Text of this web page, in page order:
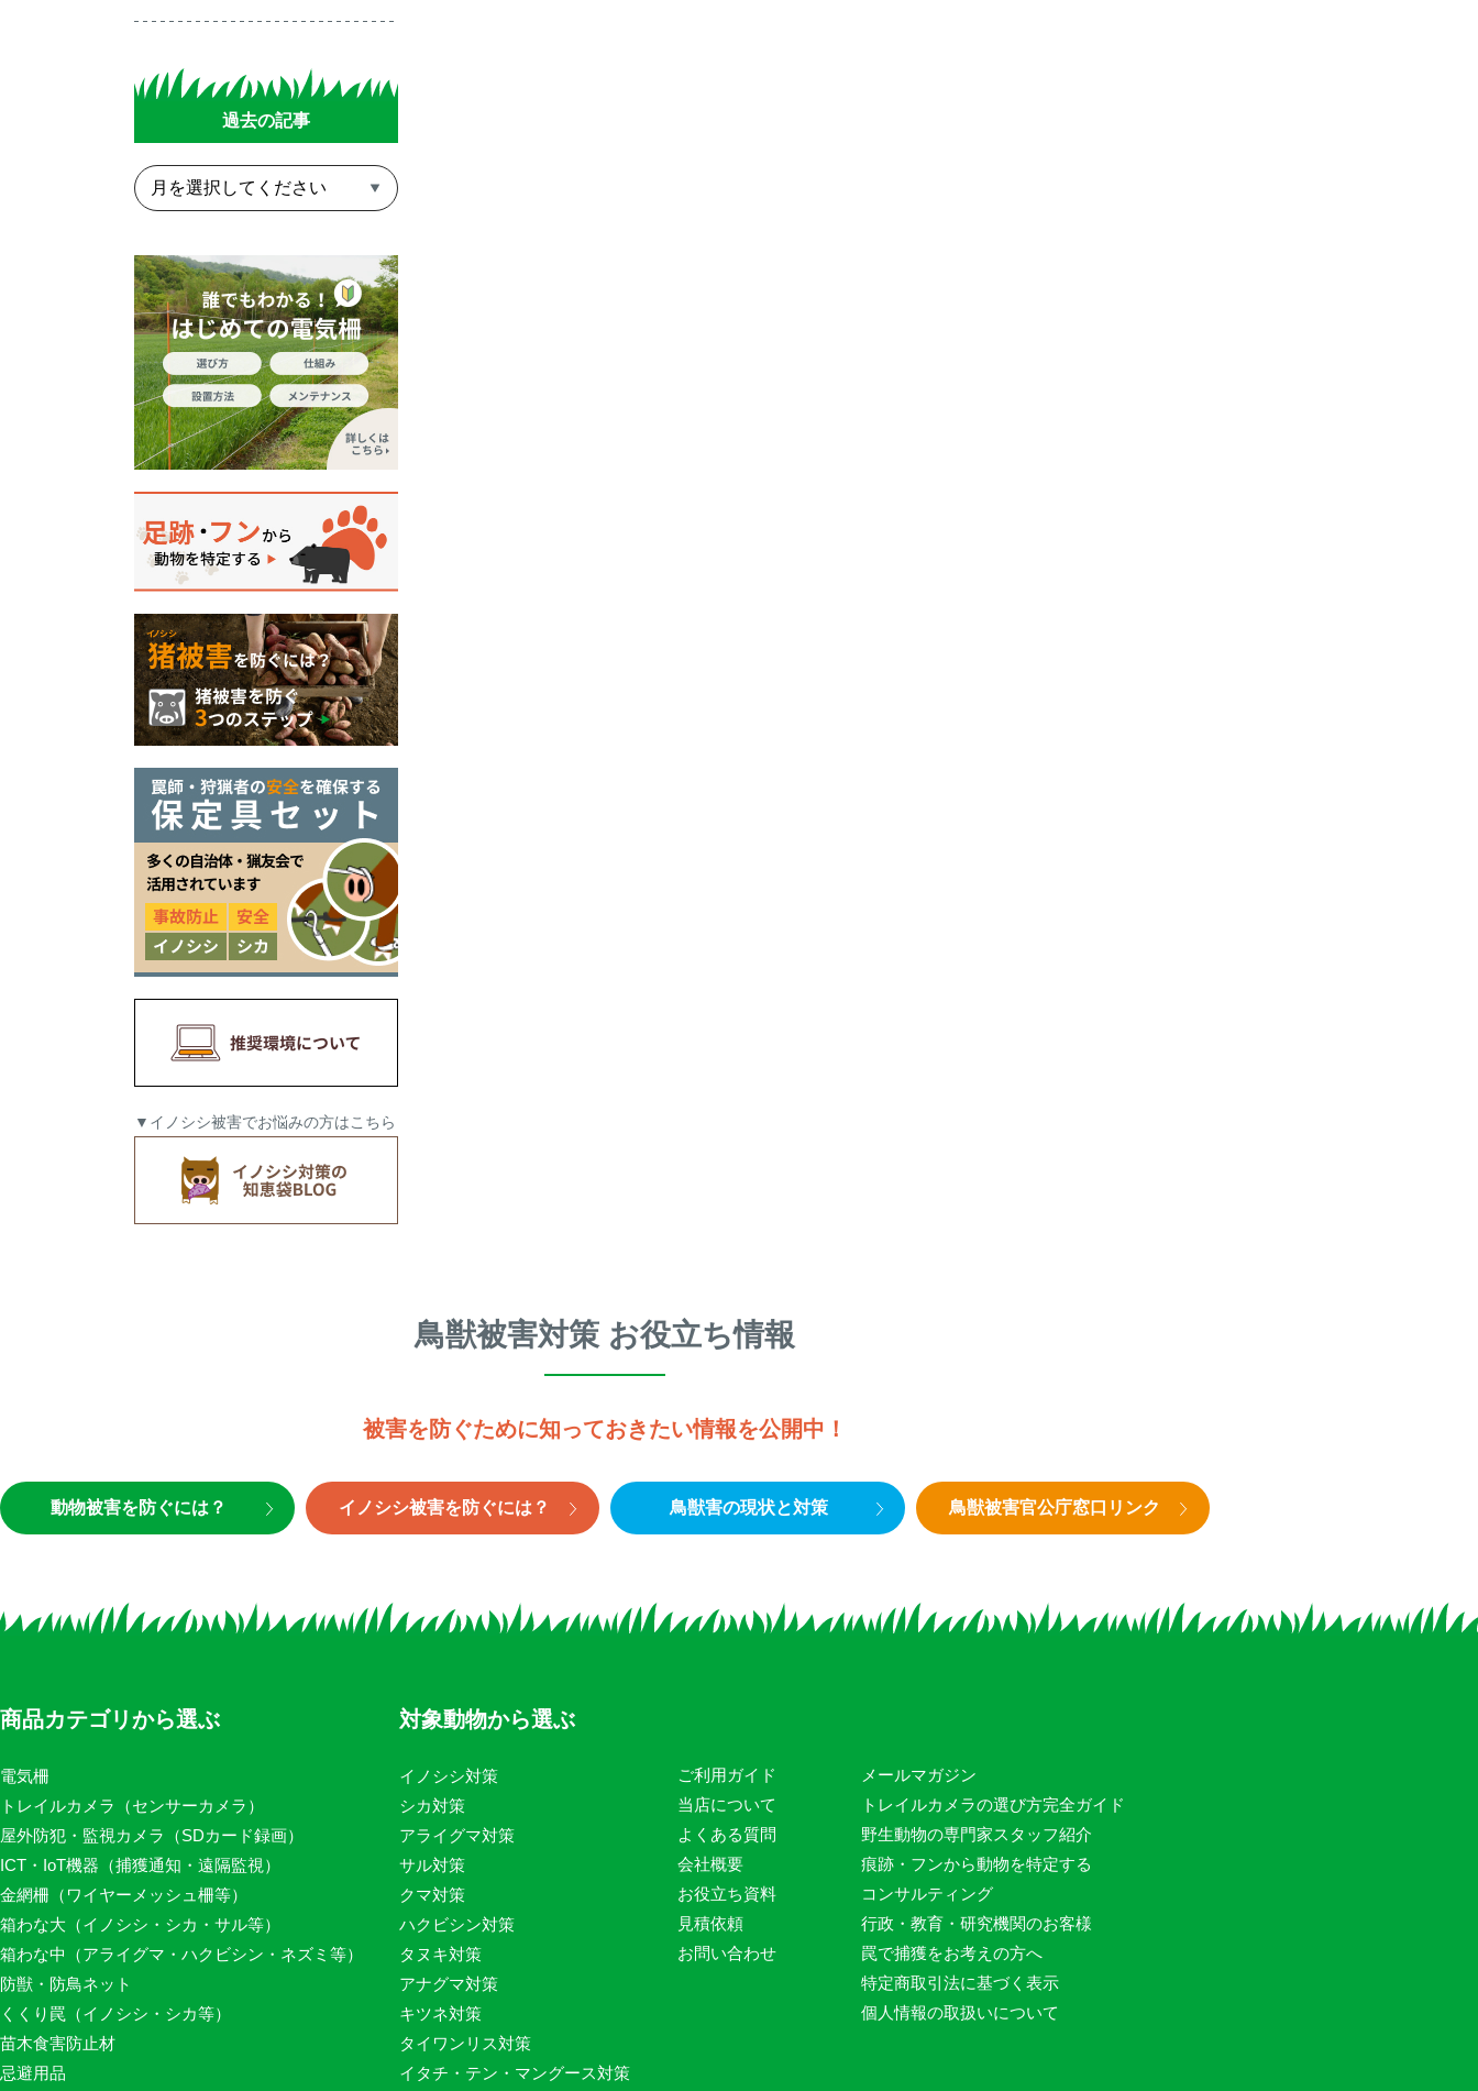
過去の記事
▼イノシシ被害でお悩みの方はこちら
鳥獣被害対策 お役立ち情報
被害を防ぐために知っておきたい情報を公開中！
動物被害を防ぐには？ イノシシ被害を防ぐには？ 鳥獣害の現状と対策 鳥獣被害官公庁窓口リンク
商品カテゴリから選ぶ
電気柵
トレイルカメラ（センサーカメラ）
屋外防犯・監視カメラ（SDカード録画）
ICT・IoT機器（捕獲通知・遠隔監視）
金網柵（ワイヤーメッシュ柵等）
箱わな大（イノシシ・シカ・サル等）
箱わな中（アライグマ・ハクビシン・ネズミ等）
防獣・防鳥ネット
くくり罠（イノシシ・シカ等）
苗木食害防止材
忌避用品
対象動物から選ぶ
イノシシ対策
シカ対策
アライグマ対策
サル対策
クマ対策
ハクビシン対策
タヌキ対策
アナグマ対策
キツネ対策
タイワンリス対策
イタチ・テン・マングース対策
ご利用ガイド
当店について
よくある質問
会社概要
お役立ち資料
見積依頼
お問い合わせ
メールマガジン
トレイルカメラの選び方完全ガイド
野生動物の専門家スタッフ紹介
痕跡・フンから動物を特定する
コンサルティング
行政・教育・研究機関のお客様
罠で捕獲をお考えの方へ
特定商取引法に基づく表示
個人情報の取扱いについて